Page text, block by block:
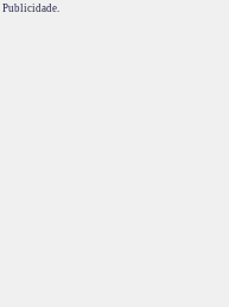
Publicidade.